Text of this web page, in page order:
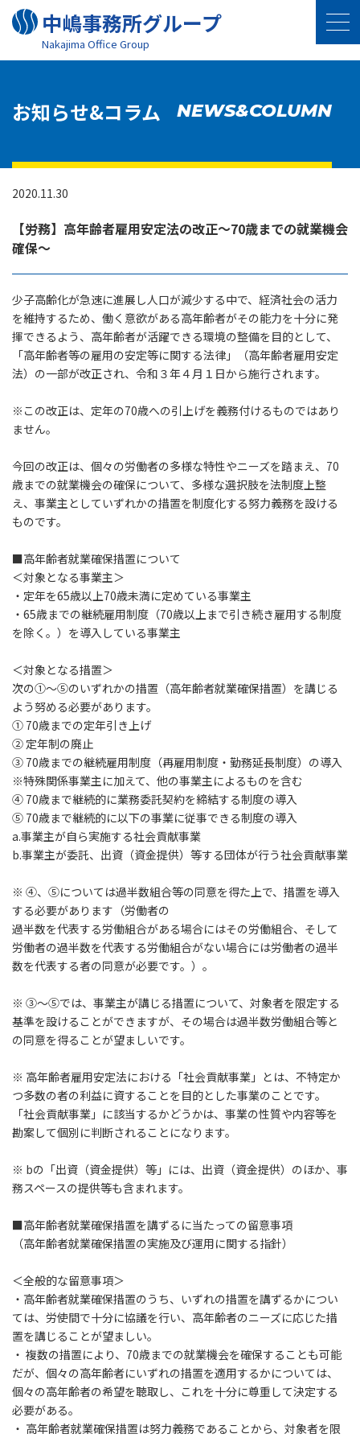
中嶋事務所グループ
Nakajima Oﬃce Group
お知らせ&コラム NEWS&COLUMN
2020.11.30
【労務】高年齢者雇用安定法の改正～70歳までの就業機会
確保～
少子高齢化が急速に進展し人口が減少する中で、経済社会の活力
を維持するため、働く意欲がある高年齢者がその能力を十分に発
揮できるよう、高年齢者が活躍できる環境の整備を目的として、
「高年齢者等の雇用の安定等に関する法律」（高年齢者雇用安定
法）の一部が改正され、令和３年４月１日から施行されます。
※この改正は、定年の70歳への引上げを義務付けるものではあり
ません。
今回の改正は、個々の労働者の多様な特性やニーズを踏まえ、70
歳までの就業機会の確保について、多様な選択肢を法制度上整
え、事業主としていずれかの措置を制度化する努力義務を設ける
ものです。
■高年齢者就業確保措置について
＜対象となる事業主＞
・定年を65歳以上70歳未満に定めている事業主
・65歳までの継続雇用制度（70歳以上まで引き続き雇用する制度
を除く。）を導入している事業主
＜対象となる措置＞
次の①～⑤のいずれかの措置（高年齢者就業確保措置）を講じる
よう努める必要があります。
① 70歳までの定年引き上げ
② 定年制の廃止
③ 70歳までの継続雇用制度（再雇用制度・勤務延長制度）の導入
※特殊関係事業主に加えて、他の事業主によるものを含む
④ 70歳まで継続的に業務委託契約を締結する制度の導入
⑤ 70歳まで継続的に以下の事業に従事できる制度の導入
a.事業主が自ら実施する社会貢献事業
b.事業主が委託、出資（資金提供）等する団体が行う社会貢献事業
※ ④、⑤については過半数組合等の同意を得た上で、措置を導入
する必要があります（労働者の
過半数を代表する労働組合がある場合にはその労働組合、そして
労働者の過半数を代表する労働組合がない場合には労働者の過半
数を代表する者の同意が必要です。）。
※ ③～⑤では、事業主が講じる措置について、対象者を限定する
基準を設けることができますが、その場合は過半数労働組合等と
の同意を得ることが望ましいです。
※ 高年齢者雇用安定法における「社会貢献事業」とは、不特定か
つ多数の者の利益に資することを目的とした事業のことです。
「社会貢献事業」に該当するかどうかは、事業の性質や内容等を
勘案して個別に判断されることになります。
※ bの「出資（資金提供）等」には、出資（資金提供）のほか、事
務スペースの提供等も含まれます。
■高年齢者就業確保措置を講ずるに当たっての留意事項
（高年齢者就業確保措置の実施及び運用に関する指針）
＜全般的な留意事項＞
・高年齢者就業確保措置のうち、いずれの措置を講ずるかについ
ては、労使間で十分に協議を行い、高年齢者のニーズに応じた措
置を講じることが望ましい。
・ 複数の措置により、70歳までの就業機会を確保することも可能
だが、個々の高年齢者にいずれの措置を適用するかについては、
個々の高年齢者の希望を聴取し、これを十分に尊重して決定する
必要がある。
・ 高年齢者就業確保措置は努力義務であることから、対象者を限